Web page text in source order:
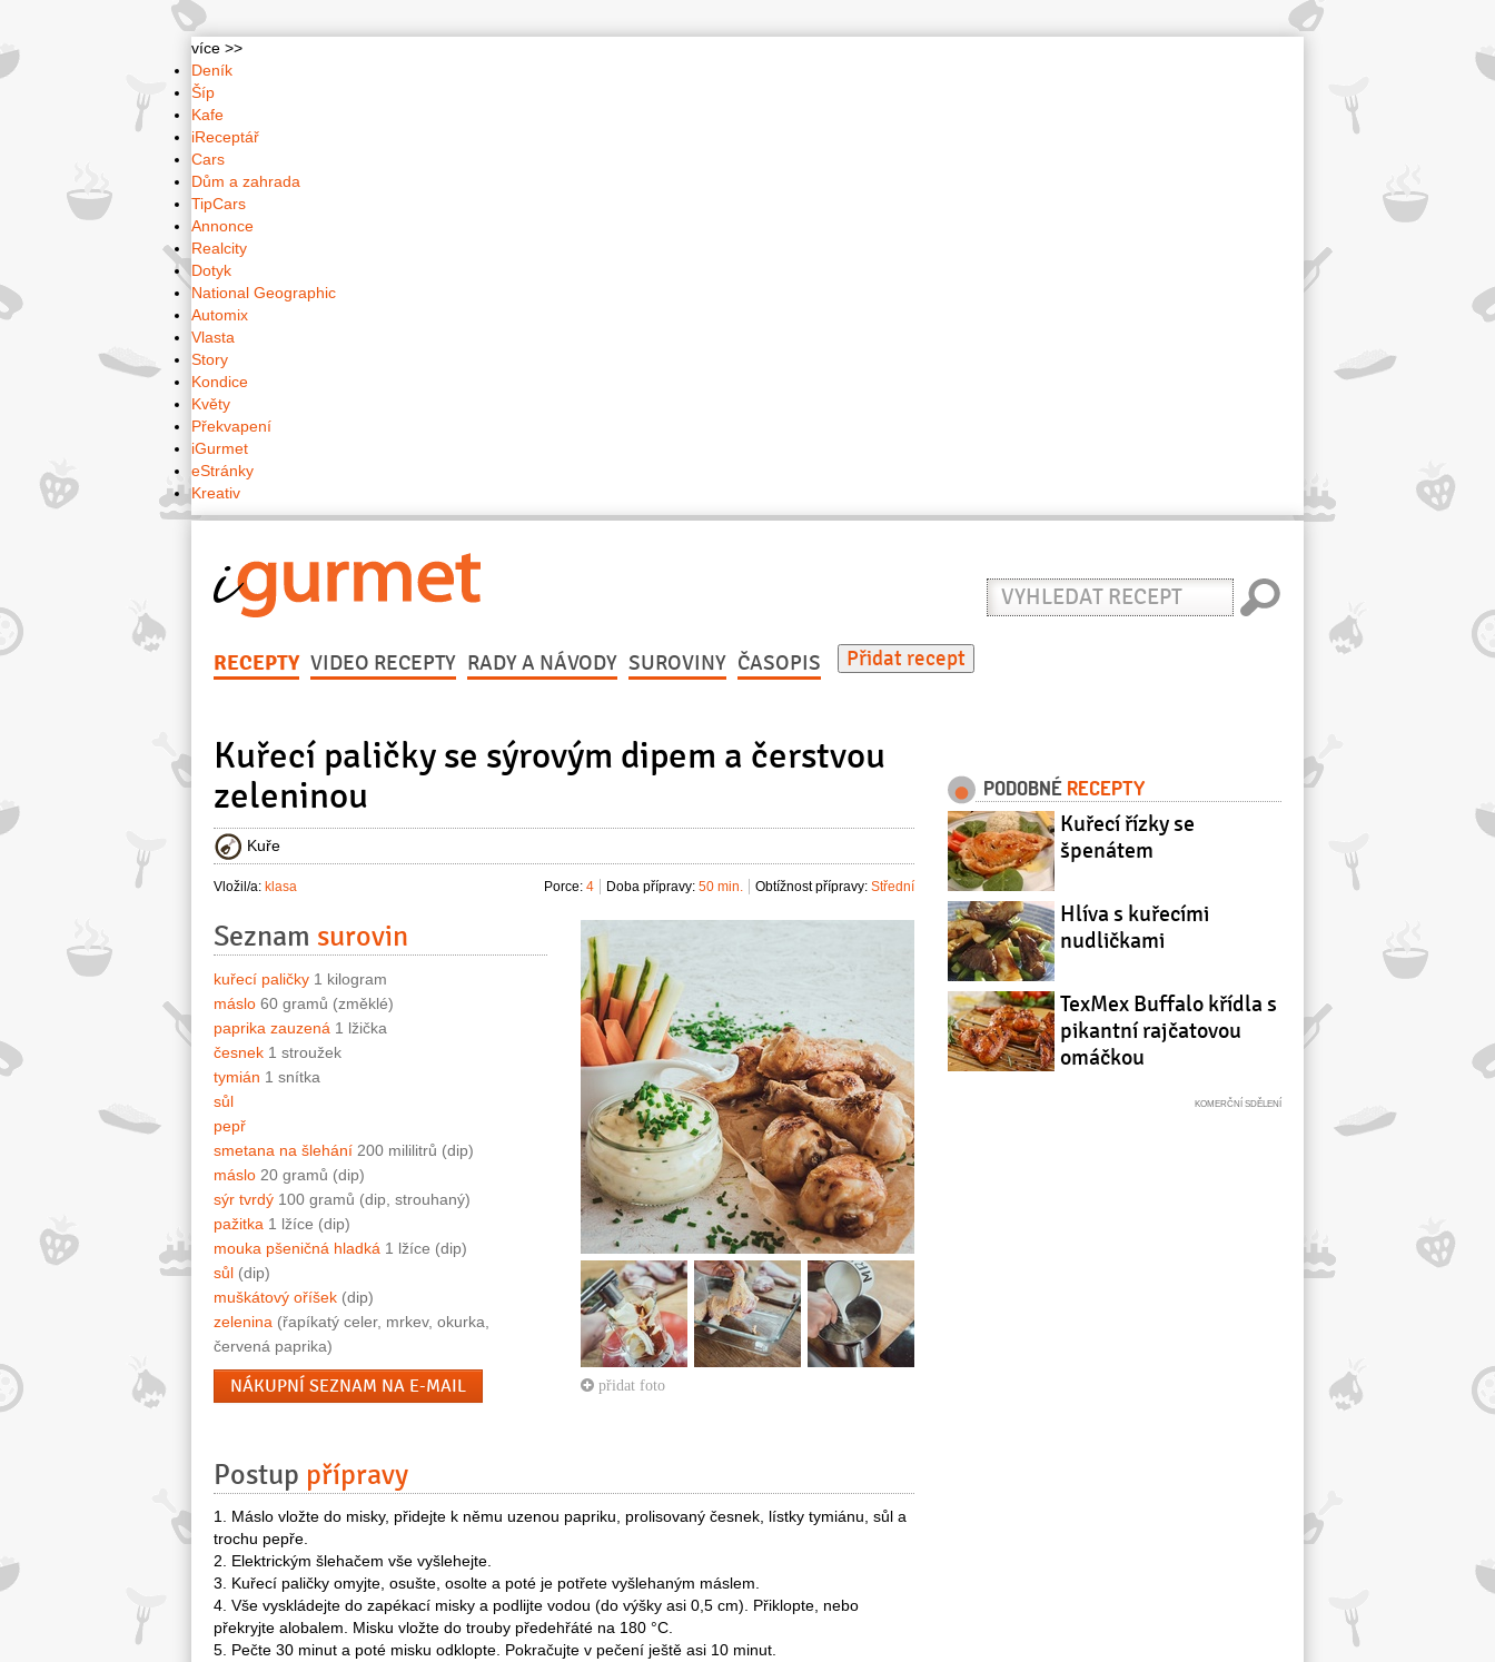
více >>
Deník
Šíp
Kafe
iReceptář
Cars
Dům a zahrada
TipCars
Annonce
Realcity
Dotyk
National Geographic
Automix
Vlasta
Story
Kondice
Květy
Překvapení
iGurmet
eStránky
Kreativ
Vyhledat
recept
RECEPTY VIDEO RECEPTY RADY A NÁVODY SUROVINY ČASOPIS Přidat recept
Kuřecí paličky se sýrovým dipem a čerstvou
zeleninou
Kuře
Vložil/a: klasa Obtížnost přípravy: Střední
Doba přípravy: 50 min.
Porce: 4
přidat foto
Seznam surovin
kuřecí paličky 1 kilogram
máslo 60 gramů (změklé)
paprika zauzená 1 lžička
česnek 1 stroužek
tymián 1 snítka
sůl
pepř
smetana na šlehání 200 mililitrů (dip)
máslo 20 gramů (dip)
sýr tvrdý 100 gramů (dip, strouhaný)
pažitka 1 lžíce (dip)
mouka pšeničná hladká 1 lžíce (dip)
sůl (dip)
muškátový oříšek (dip)
zelenina (řapíkatý celer, mrkev, okurka,
červená paprika)
NÁKUPNÍ SEZNAM NA E-MAIL
Postup přípravy
1. Máslo vložte do misky, přidejte k němu uzenou papriku, prolisovaný česnek, lístky tymiánu, sůl a
trochu pepře.
2. Elektrickým šlehačem vše vyšlehejte.
3. Kuřecí paličky omyjte, osušte, osolte a poté je potřete vyšlehaným máslem.
4. Vše vyskládejte do zapékací misky a podlijte vodou (do výšky asi 0,5 cm). Přiklopte, nebo
překryjte alobalem. Misku vložte do trouby předehřáté na 180 °C.
5. Pečte 30 minut a poté misku odklopte. Pokračujte v pečení ještě asi 10 minut.
PODOBNÉ RECEPTY
Kuřecí řízky se
špenátem
Hlíva s kuřecími
nudličkami
TexMex Buffalo křídla s
pikantní rajčatovou
omáčkou